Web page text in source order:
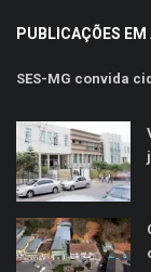
PUBLICAÇÕES EM
SES-MG convida